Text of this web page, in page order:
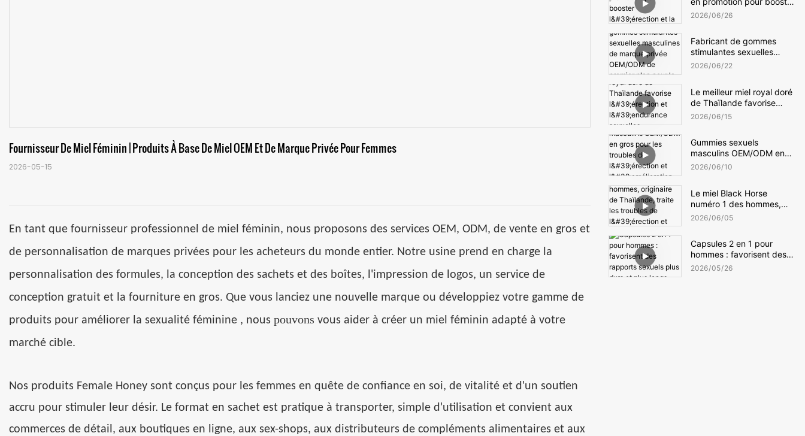
Fournisseur De Miel Féminin | Produits À Base De Miel OEM Et De Marque Privée Pour Femmes
2026-05-15
En tant que fournisseur professionnel de miel féminin, nous proposons des services OEM, ODM, de vente en gros et
de personnalisation de marques privées pour les acheteurs du monde entier. Notre usine prend en charge la
personnalisation des formules, la conception des sachets et des boîtes, l'impression de logos, un service de
conception gratuit et la fourniture en gros. Que vous lanciez une nouvelle marque ou développiez votre gamme de
produits pour améliorer la sexualité féminine , nous pouvons vous aider à créer un miel féminin adapté à votre
marché cible.
Nos produits Female Honey sont conçus pour les femmes en quête de confiance en soi, de vitalité et d'un soutien
accru pour stimuler leur désir. Le format en sachet est pratique à transporter, simple d'utilisation et convient aux
commerces de détail, aux boutiques en ligne, aux sex-shops, aux distributeurs de compléments alimentaires et aux
l'érection et la dureté du
2026 06 26
Fabricant de gommes
stimulantes sexuelles
masculines de marque
en gros
2026 06 22
Le meilleur miel royal doré
de Thaïlande favorise
l'érection et l'endurance
2026 06 15
Gummies sexuels
masculins OEM/ODM en
gros pour les troubles de
2026 06 10
Le miel Black Horse
numéro 1 des hommes,
originaire de Thaïlande,
précoce.
2026 06 05
Capsules 2 en 1 pour
hommes : favorisent des
rapports sexuels plus durs
2026 05 26